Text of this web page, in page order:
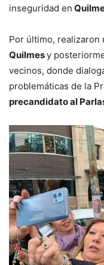
inseguridad en
Por último, realizaron
Quilmesy
vecinos, donde
problemáticas de la
precandidato al